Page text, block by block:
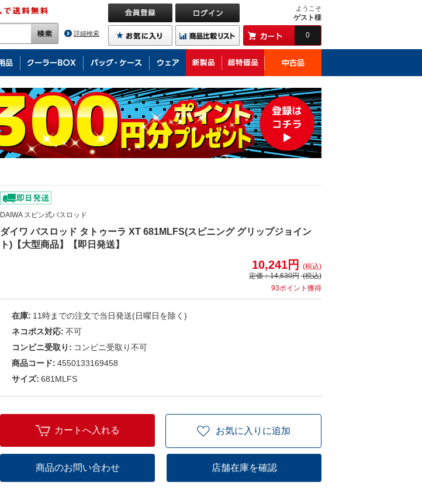
詳細検索
ようこそ
ゲスト様
0
DAIWA スピン式バスロッド
ダイワ バスロッド タトゥーラ XT 681MLFS(スピニング グリップジョイン
ト)【大型商品】【即日発送】
10,241円
(税込)
定価：14,630円 (税込)
93ポイント獲得
在庫: 11時までの注文で当日発送(日曜日を除く)
ネコポス対応: 不可
コンビニ受取り: コンビニ受取り不可
商品コード: 4550133169458
サイズ: 681MLFS
カートへ入れる お気に入りに追加
商品のお問い合わせ 店舗在庫を確認